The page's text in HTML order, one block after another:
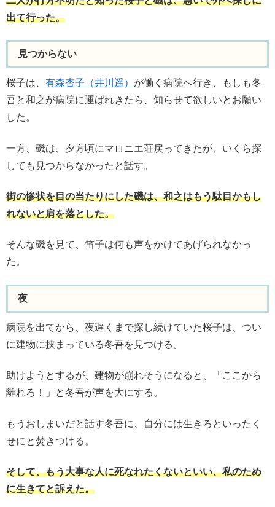
出て行った。
見つからない
桜子は、 有森杏子（井川遥） が働く病院へ行き、もしも冬
吾と和之が病院に運ばれきたら、知らせて欲しいとお願い
した。
一方、磯は、夕方頃にマロニエ荘戻ってきたが、いくら探
しても見つからなかったと話す。
街の惨状を目の当たりにした磯は、和之はもう駄目かもし
れないと肩を落とした。
そんな磯を見て、笛子は何も声をかけてあげられなかっ
た。
夜
病院を出てから、夜遅くまで探し続けていた桜子は、つい
に建物に挟まっている冬吾を見つける。
助けようとするが、建物が崩れそうになると、「ここから
離れろ！」と冬吾が声を大にする。
もうおしまいだと話す冬吾に、自分には生きろといったく
せにと焚きつける。
そして、もう大事な人に死なれたくないといい、私のため
に生きてと訴えた。